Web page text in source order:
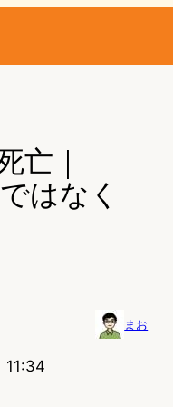
亡｜
はなく
まお
11:34